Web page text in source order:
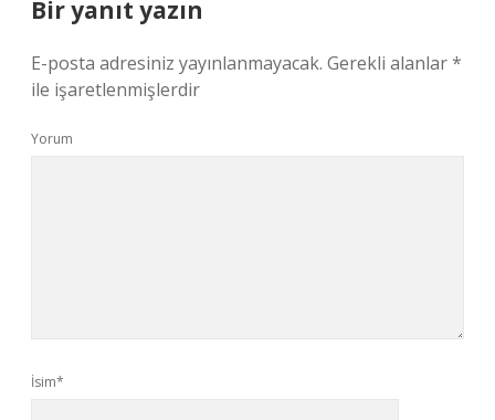
Bir yanıt yazın
E-posta adresiniz yayınlanmayacak. Gerekli alanlar*
ile işaretlenmişlerdir
Yorum
İsim*